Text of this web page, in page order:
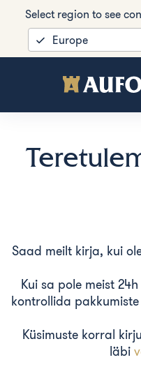
Select region to see
Europe
Saad meilt kirja, kui
Kui sa pole meist
kontrollida
Küsimuste korral
läbi